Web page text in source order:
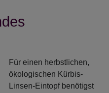
Für einen herbstlichen,
ökologischen Kürbis-
Linsen-Eintopf benötigst